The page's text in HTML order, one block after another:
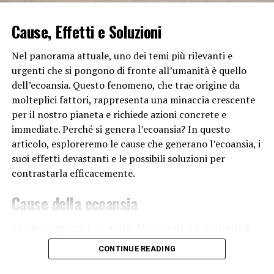
ambienti di lavoro o durante attività come la piscina.
4. Lenti a Contatto e Occhiali:
L’uso prolungato di lenti a contatto o occhiali può
aumentare il rischio di congiuntivite. Le lenti a contatto
possono diventare terreno fertile per batteri o funghi se
non vengono gestite correttamente, mentre occhiali
sporchi possono trasmettere batteri alla congiuntiva.
5. Condizioni Climatiche Estreme:
Condizioni climatiche estreme, come vento, freddo
possono causare irritazione e secchezza oculare,
6. Condiizioni di Salute Preesistenti:
Cause, Effetti e Soluzioni
Nel panorama attuale, uno dei temi più rilevanti e
urgenti che si pongono di fronte all’umanità è quello
dell’ecoansia. Questo fenomeno, che trae origine da
molteplici fattori, rappresenta una minaccia crescente
per il nostro pianeta e richiede azioni concrete e
immediate. Perché si genera l’ecoansia? In questo
articolo, esploreremo le cause che generano l’ecoansia, i
suoi effetti devastanti e le possibili soluzioni per
contrastarla efficacemente.
Cause della ecoansia
una serie di comportamenti umanie pratiche
industriali che mettono a repentaglio gli equilibri
CONTINUE READING